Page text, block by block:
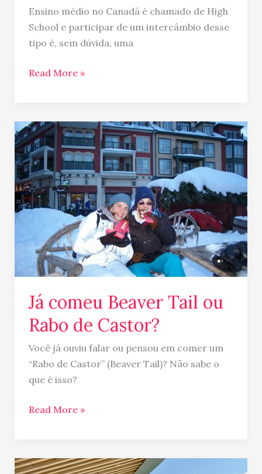
Ensino médio no Canadá é chamado de High
School e participar de um intercâmbio desse
tipo é, sem dúvida, uma
Read More »
Já comeu Beaver Tail ou
Rabo de Castor?
Você já ouviu falar ou pensou em comer um
“Rabo de Castor” (Beaver Tail)? Não sabe o
que é isso?
Já
comeu
Beaver
Tail
ou
Rabo
Castor?
Read More »
Transfer